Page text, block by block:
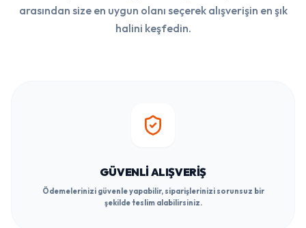
arasından size en uygun olanı seçerek alışverişin en şık
halini keşfedin.
GÜVENLI ALIŞVERIŞ
Ödemelerinizi güvenle yapabilir, siparişlerinizi sorunsuz bir
şekilde teslim alabilirsiniz.